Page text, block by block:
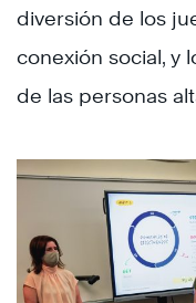
diversión de los
conexión social, y
de las personas